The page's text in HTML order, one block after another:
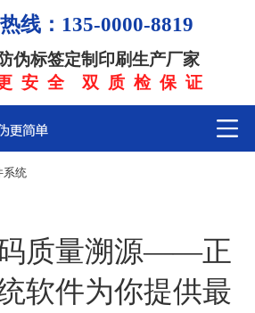
线：135-0000-8819
伪标签定制印刷生产厂家
安 全 双 质 检 保 证
系统
质量溯源——正
软件为你提供最